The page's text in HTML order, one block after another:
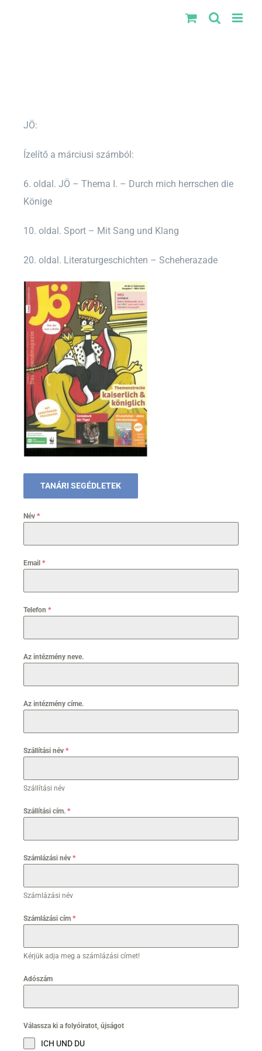
JÖ:
Ízelítő a márciusi számból:
6. oldal. JÖ – Thema I. – Durch mich herrschen die
Könige
10. oldal. Sport – Mit Sang und Klang
20. oldal. Literaturgeschichten – Scheherazade
TANÁRI SEGÉDLETEK
Név *
Email *
Telefon *
Az intézmény neve.
Az intézmény címe.
Szállítási név *
Szállítási név
Szállítási cím. *
Számlázási név *
Számlázási név
Számlázási cím *
Kérjük adja meg a számlázási címet!
Adószám
Válassza ki a folyóiratot, újságot
ICH UND DU